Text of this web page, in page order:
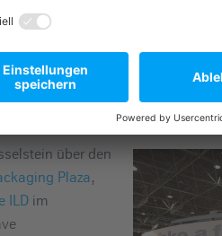
über den
Plaza,
ILD im